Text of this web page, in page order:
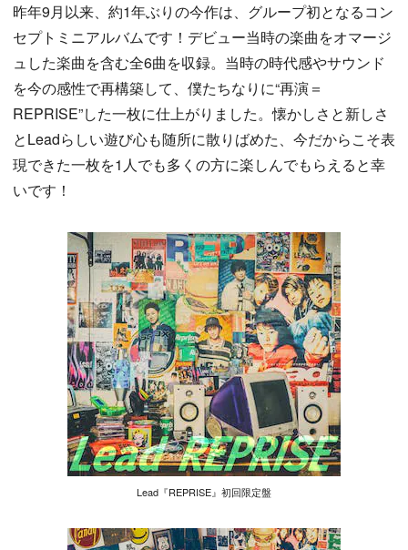
昨年9月以来、約1年ぶりの今作は、グループ初となるコン
セプトミニアルバムです！デビュー当時の楽曲をオマージ
ュした楽曲を含む全6曲を収録。当時の時代感やサウンド
を今の感性で再構築して、僕たちなりに“再演＝
REPRISE”した一枚に仕上がりました。懐かしさと新しさ
とLeadらしい遊び心も随所に散りばめた、今だからこそ表
現できた一枚を1人でも多くの方に楽しんでもらえると幸
いです！
Lead『REPRISE』初回限定盤